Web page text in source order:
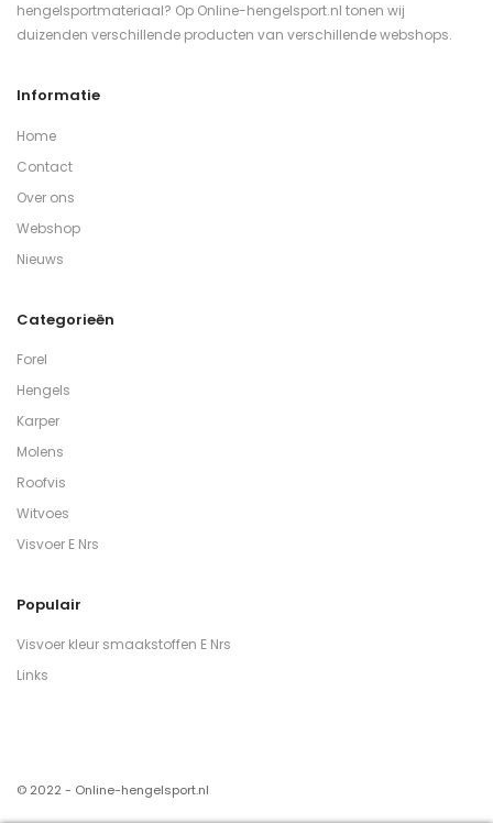
hengelsportmateriaal? Op Online-hengelsport.nl tonen wij
duizenden verschillende producten van verschillende webshops.
Informatie
Home
Contact
Over ons
Webshop
Nieuws
Categorieën
Forel
Hengels
Karper
Molens
Roofvis
Witvoes
Visvoer E Nrs
Populair
Visvoer kleur smaakstoffen E Nrs
Links
© 2022 - Online-hengelsport.nl